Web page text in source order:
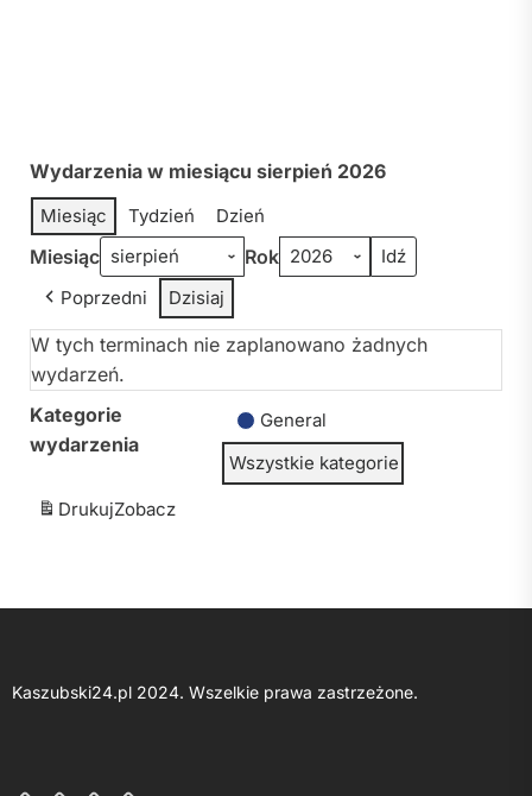
Wydarzenia w miesiącu sierpień 2026
Miesiąc Tydzień Dzień
Miesiąc Rok
Poprzedni Dzisiaj
W tych terminach nie zaplanowano żadnych
wydarzeń.
Kategorie
wydarzenia
General
Wszystkie kategorie
DrukujZobacz
Kaszubski24.pl 2024. Wszelkie prawa zastrzeżone.